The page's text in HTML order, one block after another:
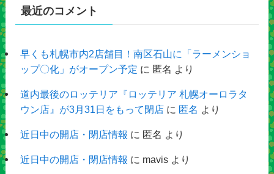
最近のコメント
早くも札幌市内2店舗目！南区石山に「ラーメンショ
ップ〇化」がオープン予定 に 匿名 より
道内最後のロッテリア『ロッテリア 札幌オーロラタ
ウン店』が3月31日をもって閉店に 匿名 より
近日中の開店・閉店情報 に 匿名 より
近日中の開店・閉店情報 に mavisより